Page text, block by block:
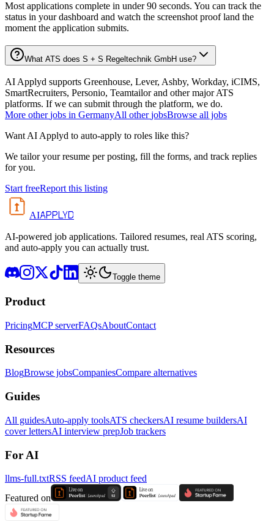
Most applications complete in under 90 seconds. You can track the
status in your dashboard and watch the screenshot proof land the
moment the application submits.
What ATS does S + S Regeltechnik GmbH use?
AI Applyd supports Greenhouse, Lever, Ashby, Workday, iCIMS,
SmartRecruiters, Personio, Teamtailor and other major ATS
platforms. If we can submit through the platform, we do.
More other jobs in GermanyAll other jobsBrowse all jobs
Want AI Applyd to auto-apply to roles like this?
We tailor your resume per posting, fill the forms, and track replies
for you.
Start freeReport this listing
AIAPPLYD
AI-powered job applications. Tailored resumes, real ATS scoring,
and auto-apply you can actually trust.
Toggle theme
Product
PricingMCP serverFAQsAboutContact
Resources
BlogBrowse jobsCompaniesCompare alternatives
Guides
All guidesAuto-apply toolsATS checkersAI resume buildersAI
cover lettersAI interview prepJob trackers
For AI
llms-full.txtRSS feedAI product feed
Featured on